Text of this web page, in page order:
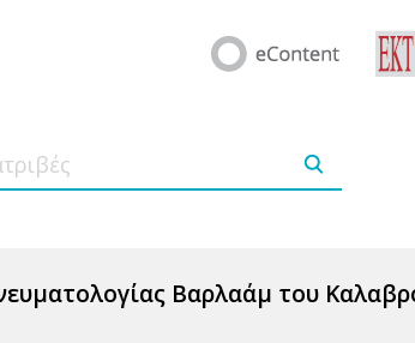
Βαρλαάμ του